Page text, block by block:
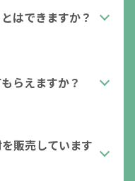
はできますか？
らえますか？
販売しています